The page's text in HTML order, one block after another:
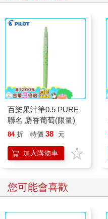
百樂果汁筆0.5 PURE
聯名 麝香葡萄(限量)
84 折 特價 38 元
加入購物車
您可能會喜歡